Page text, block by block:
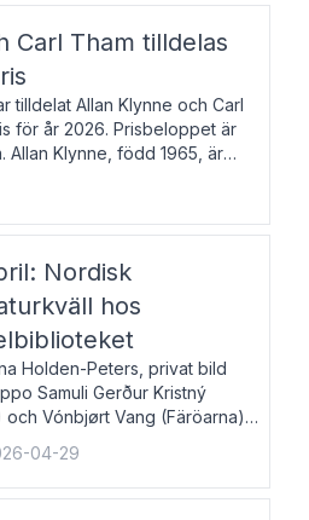
Carl Tham tilldelas
tilldelat Allan Klynne och Carl
för år 2026. Prisbeloppet är
Klynne, född 1965, är
och fil.dr i antikens
Nordisk
hos
Holden-Peters, privat bild
Samuli Gerður Kristný
och Vónbjørt Vang (Färöarna)
sina verk och samtalar med
De läser upp på
isländska och svenska och
04-29